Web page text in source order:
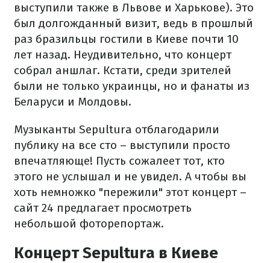
выступили также в Львове и Харькове). Это
был долгожданный визит, ведь в прошлый
раз бразильцы гостили в Киеве почти 10
лет назад. Неудивительно, что концерт
собрал аншлаг. Кстати, среди зрителей
были не только украинцы, но и фанаты из
Беларуси и Молдовы.
Музыканты Sepultura отблагодарили
публику на все сто – выступили просто
впечатляюще! Пусть сожалеет тот, кто
этого не услышал и не увидел. А чтобы вы
хоть немножко "пережили" этот концерт –
сайт 24 предлагает просмотреть
небольшой фоторепортаж.
Концерт Sepultura в Киеве